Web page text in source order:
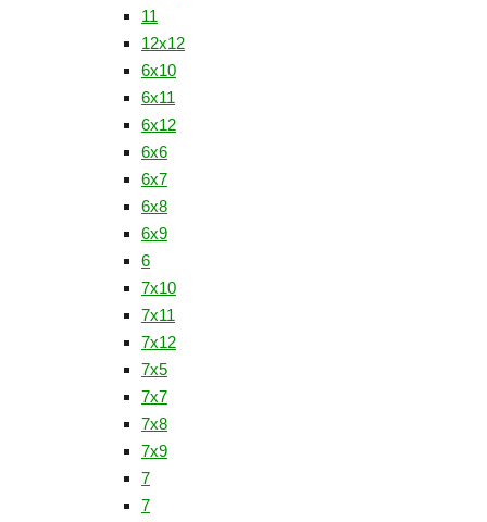
11
12x12
6x10
6x11
6x12
6x6
6x7
6х8
6х9
6
7x10
7x11
7x12
7x5
7х7
7х8
7х9
7
7